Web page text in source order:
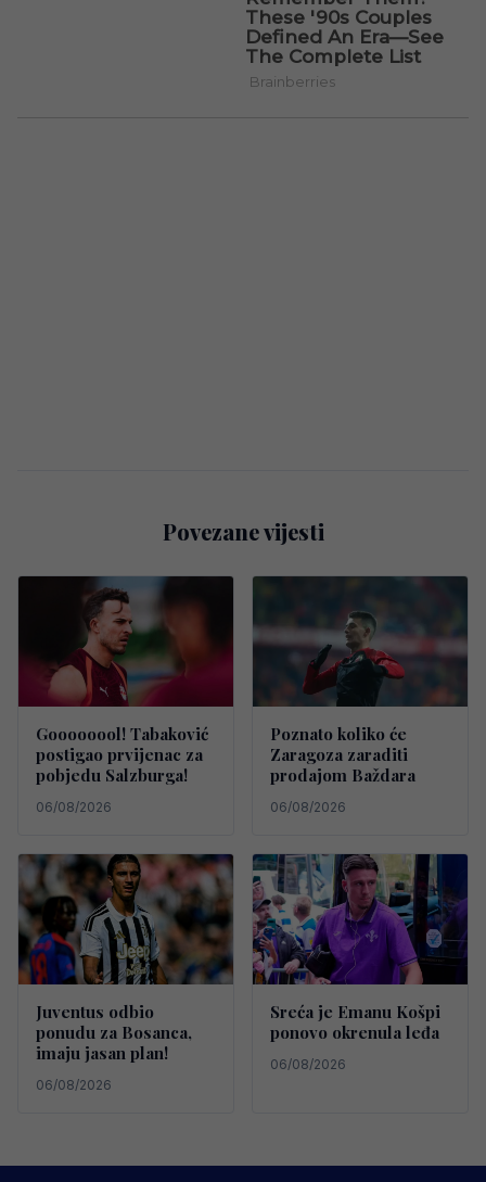
Povezane vijesti
Goooooool! Tabaković
postigao prvijenac za
pobjedu Salzburga!
06/08/2026
Poznato koliko će
Zaragoza zaraditi
prodajom Baždara
06/08/2026
Juventus odbio
ponudu za Bosanca,
imaju jasan plan!
06/08/2026
Sreća je Emanu Košpi
ponovo okrenula leđa
06/08/2026